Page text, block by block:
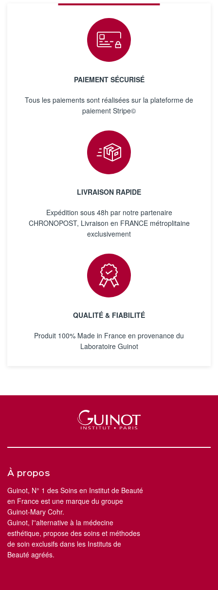
PAIEMENT SÉCURISÉ
Tous les paiements sont réalisées sur la plateforme de
paiement Stripe©
LIVRAISON RAPIDE
Expédition sous 48h par notre partenaire
CHRONOPOST, Livraison en FRANCE métroplitaine
exclusivement
QUALITÉ & FIABILITÉ
Produit 100% Made in France en provenance du
Laboratoire Guinot
À propos
Guinot, N° 1 des Soins en Institut de Beauté
en France est une marque du groupe
Guinot-Mary Cohr.
Guinot, l''alternative à la médecine
esthétique, propose des soins et méthodes
de soin exclusifs dans les Instituts de
Beauté agréés.